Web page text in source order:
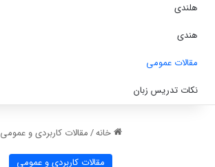
هلندی
هندی
مقالات عمومی
نکات تدریس زبان
خانه/مقالات کاربردی و عمومی
مقالات کاربردی و عمومی